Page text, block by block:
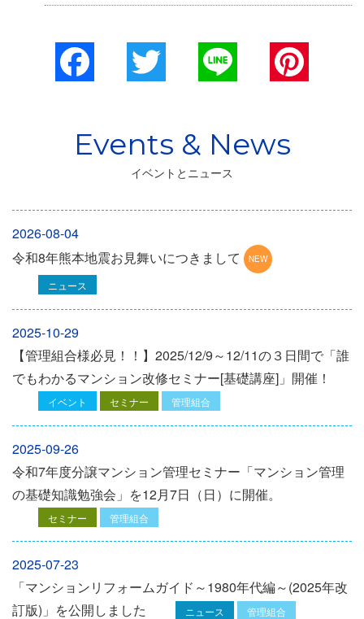
Facebook
イベントとニュース
2026-08-04
令和8年熊本地震お見舞いにつきまして
ニュース
2025-10-29
【管理組合様必見！！】2025/12/9～12/11の３日間で「誰
でもわかるマンション改修セミナー[基礎講座]」開催！
イベント セミナー 管理組合
2025-09-26
令和7年度分譲マンション管理セミナー「マンション管理
の基礎知識勉強会」を12⽉7⽇（⽇）に開催。
セミナー 管理組合
2025-07-23
「マンションリフォームガイド～1980年代編～(2025年改
訂版)」を公開しました
ニュース 管理組合